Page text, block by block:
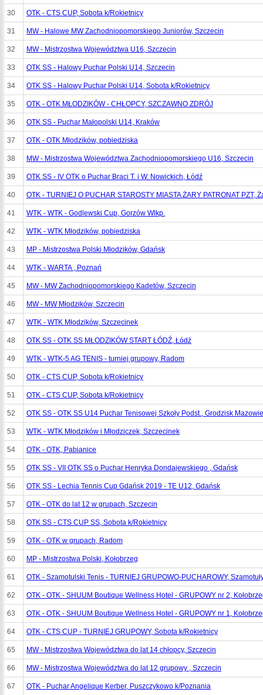
30 OTK - CTS CUP, Sobota k/Rokietnicy
31 MW - Halowe MW Zachodniopomorskiego Juniorów, Szczecin
32 MW - Mistrzostwa Województwa U16, Szczecin
33 OTK SS - Halowy Puchar Polski U14, Szczecin
34 OTK SS - Halowy Puchar Polski U14, Sobota k/Rokietnicy
35 OTK - OTK MŁODZIKÓW - CHŁOPCY, SZCZAWNO ZDRÓJ
36 OTK SS - Puchar Małopolski U14, Kraków
37 OTK - OTK Młodzików, pobiedziska
38 MW - Mistrzostwa Województwa Zachodniopomorskiego U16, Szczecin
39 OTK SS - IV OTK o Puchar Braci T. i W. Nowickich, Łódź
40 OTK - TURNIEJ O PUCHAR STAROSTY MIASTA ŻARY PATRONAT PZT,
41 WTK - WTK - Godlewski Cup, Gorzów Wlkp.
42 WTK - WTK Młodzików, pobiedziska
43 MP - Mistrzostwa Polski Młodzików, Gdańsk
44 WTK - WARTA , Poznań
45 MW - MW Zachodniopomorskiego Kadetów, Szczecin
46 MW - MW Młodzików, Szczecin
47 WTK - WTK Młodzików, Szczecinek
48 OTK SS - OTK SS MŁODZIKÓW START ŁÓDŹ, Łódź
49 WTK - WTK-5 AG TENIS - turniej grupowy, Radom
50 OTK - CTS CUP, Sobota k/Rokietnicy
51 OTK - CTS CUP, Sobota k/Rokietnicy
52 OTK SS - OTK SS U14 Puchar Tenisowej Szkoły Podst., Grodzisk
53 WTK - WTK Młodzików i Młodziczek, Szczecinek
54 OTK - OTK, Pabianice
55 OTK SS - VII OTK SS o Puchar Henryka Dondajewskiego , Gdańsk
56 OTK SS - Lechia Tennis Cup Gdańsk 2019 - TE U12, Gdańsk
57 OTK - OTK do lat 12 w grupach, Szczecin
58 OTK SS - CTS CUP SS, Sobota k/Rokietnicy
59 OTK - OTK w grupach, Radom
60 MP - Mistrzostwa Polski, Kołobrzeg
61 OTK - Szamotulski Tenis - TURNIEJ GRUPOWO-PUCHAROWY,
62 OTK - OTK - SHUUM Boutique Wellness Hotel - GRUPOWY nr 2,
63 OTK - OTK - SHUUM Boutique Wellness Hotel - GRUPOWY nr 1,
64 OTK - CTS CUP - TURNIEJ GRUPOWY, Sobota k/Rokietnicy
65 MW - Mistrzostwa Województwa do lat 14 chłopcy, Szczecin
66 MW - Mistrzostwa Województwa do lat 12 grupowy , Szczecin
67 OTK - Puchar Angelique Kerber, Puszczykowo k/Poznania